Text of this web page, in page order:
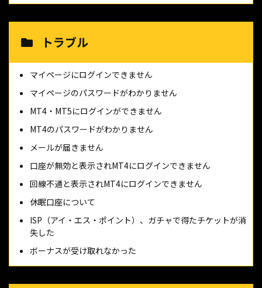
トラブル
マイページにログインできません
マイページのパスワードがわかりません
MT4・MT5にログインができません
MT4のパスワードがわかりません
メールが届きません
口座が無効と表示されMT4にログインできません
回線不通と表示されMT4にログインできません
休眠口座について
ISP（アイ・エス・ポイント）、ガチャで得たチケットが消
失した
ボーナスが受け取れなかった